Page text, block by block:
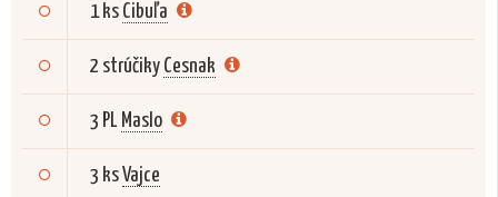
1 ks Cibuľa
2 strúčiky Cesnak
3 PL Maslo
3 ksVajce